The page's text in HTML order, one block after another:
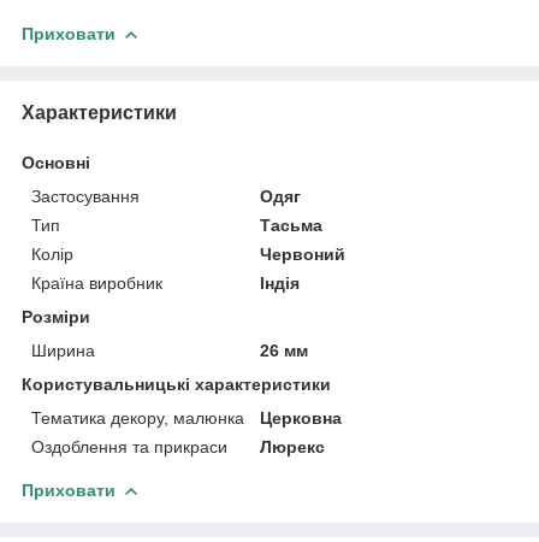
Приховати
Характеристики
Основні
Застосування
Одяг
Тип
Тасьма
Колір
Червоний
Країна виробник
Індія
Розміри
Ширина
26 мм
Користувальницькі характеристики
Тематика декору, малюнка
Церковна
Оздоблення та прикраси
Люрекс
Приховати